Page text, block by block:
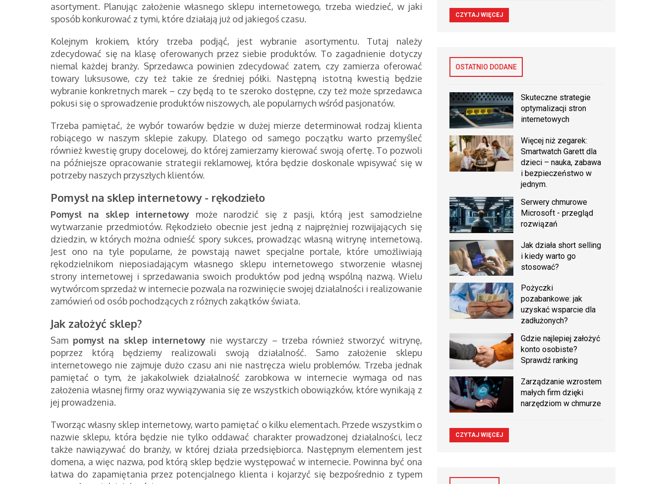
asortyment. Planując założenie własnego sklepu internetowego, trzeba wiedzieć, w jaki
sposób konkurować z tymi, które działają już od jakiegoś czasu.
Kolejnym krokiem, który trzeba podjąć, jest wybranie asortymentu. Tutaj należy
zdecydować się na klasę oferowanych przez siebie produktów. To zagadnienie dotyczy
niemal każdej branży. Sprzedawca powinien zdecydować zatem, czy zamierza oferować
towary luksusowe, czy też takie ze średniej półki. Następną istotną kwestią będzie
wybranie konkretnych marek – czy będą to te szeroko dostępne, czy też może sprzedawca
pokusi się o sprowadzenie produktów niszowych, ale popularnych wśród pasjonatów.
Trzeba pamiętać, że wybór towarów będzie w dużej mierze determinował rodzaj klienta
robiącego w naszym sklepie zakupy. Dlatego od samego początku warto przemyśleć
również kwestię grupy docelowej, do której zamierzamy kierować swoją ofertę. To pozwoli
na późniejsze opracowanie strategii reklamowej, która będzie doskonale wpisywać się w
potrzeby naszych przyszłych klientów.
Pomysł na sklep internetowy - rękodzieło
Pomysł na sklep internetowy może narodzić się z pasji, którą jest samodzielne
wytwarzanie przedmiotów. Rękodzieło obecnie jest jedną z najprężniej rozwijających się
dziedzin, w których można odnieść spory sukces, prowadząc własną witrynę internetową.
Jest ono na tyle popularne, że powstają nawet specjalne portale, które umożliwiają
rękodzielnikom nieposiadającym własnego sklepu internetowego stworzenie własnej
strony internetowej i sprzedawania swoich produktów pod jedną wspólną nazwą. Wielu
wytwórcom sprzedaż w internecie pozwala na rozwinięcie swojej działalności i realizowanie
zamówień od osób pochodzących z różnych zakątków świata.
Jak założyć sklep?
Sam pomysł na sklep internetowy nie wystarczy – trzeba również stworzyć witrynę,
poprzez którą będziemy realizowali swoją działalność. Samo założenie sklepu
internetowego nie zajmuje dużo czasu ani nie nastręcza wielu problemów. Trzeba jednak
pamiętać o tym, że jakakolwiek działalność zarobkowa w internecie wymaga od nas
założenia własnej firmy oraz wywiązywania się ze wszystkich obowiązków, które wynikają z
jej prowadzenia.
Tworząc własny sklep internetowy, warto pamiętać o kilku elementach. Przede wszystkim o
nazwie sklepu, która będzie nie tylko oddawać charakter prowadzonej działalności, lecz
także nawiązywać do branży, w której działa przedsiębiorca. Następnym elementem jest
domena, a więc nazwa, pod którą sklep będzie występować w internecie. Powinna być ona
łatwa do zapamiętania przez potencjalnego klienta i kojarzyć się bezpośrednio z typem
CZYTAJ WIĘCEJ
OSTATNIO DODANE
Skuteczne strategie
optymalizacji stron
internetowych
Więcej niż zegarek:
Smartwatch Garett dla
dzieci – nauka, zabawa
i bezpieczeństwo w
jednym.
Serwery chmurowe
Microsoft - przegląd
rozwiązań
Jak działa short selling
i kiedy warto go
stosować?
Pożyczki
pozabankowe: jak
uzyskać wsparcie dla
zadłużonych?
Gdzie najlepiej założyć
konto osobiste?
Sprawdź ranking
Zarządzanie wzrostem
małych firm dzięki
narzędziom w chmurze
CZYTAJ WIĘCEJ